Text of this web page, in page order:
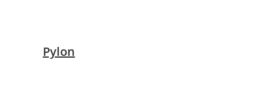
Pylon